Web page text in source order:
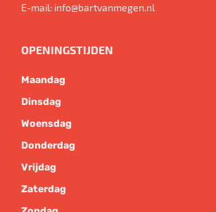
E-mail: info@bartvanmegen.nl
OPENINGSTIJDEN
Maandag
Dinsdag
Woensdag
Donderdag
Vrijdag
Zaterdag